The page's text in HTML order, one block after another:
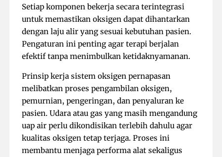
Setiap komponen bekerja secara terintegrasi
untuk memastikan oksigen dapat dihantarkan
dengan laju alir yang sesuai kebutuhan pasien.
Pengaturan ini penting agar terapi berjalan
efektif tanpa menimbulkan ketidaknyamanan.
Prinsip kerja sistem oksigen pernapasan
melibatkan proses pengambilan oksigen,
pemurnian, pengeringan, dan penyaluran ke
pasien. Udara atau gas yang masih mengandung
uap air perlu dikondisikan terlebih dahulu agar
kualitas oksigen tetap terjaga. Proses ini
membantu menjaga performa alat sekaligus